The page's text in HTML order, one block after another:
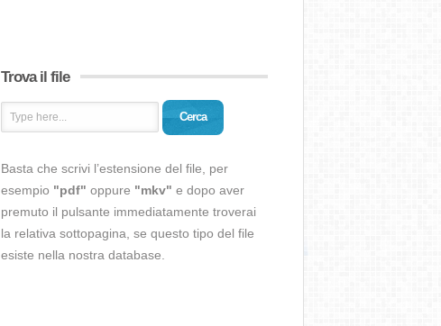
Trova il file
Cerca
Basta che scrivi l’estensione del file, per
esempio "pdf" oppure "mkv" e dopo aver
premuto il pulsante immediatamente troverai
la relativa sottopagina, se questo tipo del file
esiste nella nostra database.